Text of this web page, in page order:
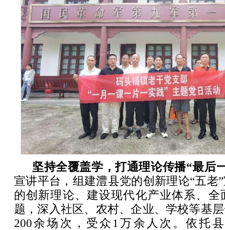
坚持全覆盖学，打通理论传播“最后
宣讲平台，组建澧县党的创新理论“五老
的创新理论、建设现代化产业体系、全
题，深入社区、农村、企业、学校等基
200余场次，受众1万余人次。依托